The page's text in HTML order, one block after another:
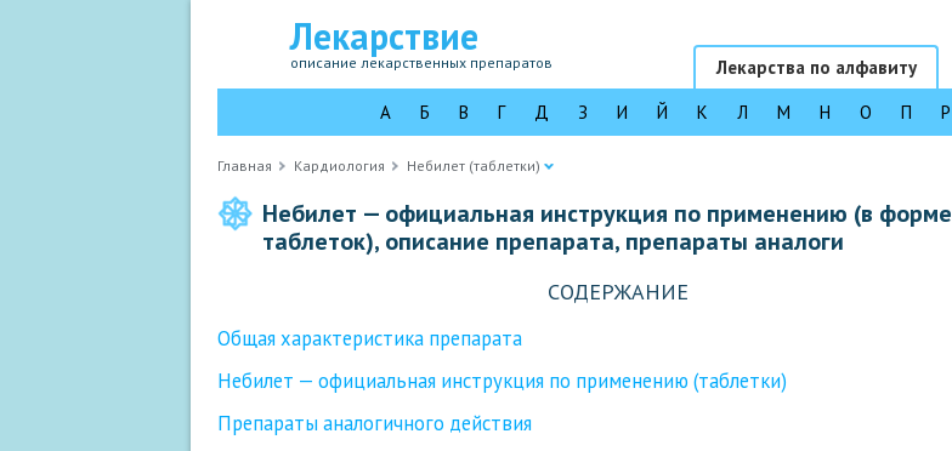
Лекарствие
описание лекарственных препаратов
Лекарства по алфавиту
А
Б В Г Д З И Й К Л М Н О П Р
Главная Кардиология Небилет (таблетки)
Небилет — официальная инструкция по применению (в форме
таблеток), описание препарата, препараты аналоги
СОДЕРЖАНИЕ
Общая характеристика препарата
Небилет — официальная инструкция по применению (таблетки)
Препараты аналогичного действия